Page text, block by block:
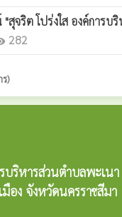
"สุจริต โปร่งใส องค์การ
282
)
บริหารส่วนตำบลพะเนา
มือง จังหวัดนครราชสีมา